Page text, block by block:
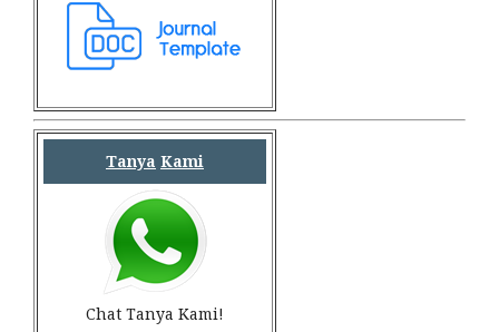
Tanya Kami
Chat Tanya Kami!